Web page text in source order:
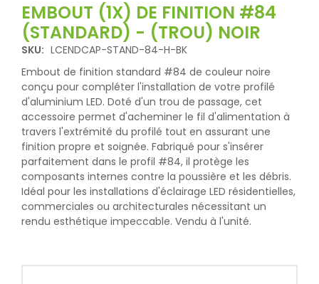
EMBOUT (1X) DE FINITION #84
(STANDARD) - (TROU) NOIR
SKU: LCENDCAP-STAND-84-H-BK
Embout de finition standard #84 de couleur noire
conçu pour compléter l'installation de votre profilé
d'aluminium LED. Doté d'un trou de passage, cet
accessoire permet d'acheminer le fil d'alimentation à
travers l'extrémité du profilé tout en assurant une
finition propre et soignée. Fabriqué pour s'insérer
parfaitement dans le profil #84, il protège les
composants internes contre la poussière et les débris.
Idéal pour les installations d'éclairage LED résidentielles,
commerciales ou architecturales nécessitant un
rendu esthétique impeccable. Vendu à l'unité.